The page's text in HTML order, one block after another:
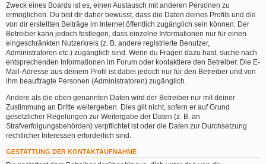
Zweck eines Boards ist es, einen Austausch mit anderen Personen zu
ermöglichen. Du bist dir daher bewusst, dass die Daten deines Profils und die
von dir erstellten Beiträge im Internet öffentlich zugänglich sein können. Der
Betreiber kann jedoch festlegen, dass einzelne Informationen nur für einen
eingeschränkten Nutzerkreis (z. B. andere registrierte Benutzer,
Administratoren etc.) zugänglich sind. Wenn du Fragen dazu hast, suche nach
entsprechenden Informationen im Forum oder kontaktiere den Betreiber. Die E-
Mail-Adresse aus deinem Profil ist dabei jedoch nur für den Betreiber und von
ihm beauftragte Personen (Administratoren) zugänglich.
Andere als die oben genannten Daten wird der Betreiber nur mit deiner
Zustimmung an Dritte weitergeben. Dies gilt nicht, sofern er auf Grund
gesetzlicher Regelungen zur Weitergabe der Daten (z. B. an
Strafverfolgungsbehörden) verpflichtet ist oder die Daten zur Durchsetzung
rechtlicher Interessen erforderlich sind.
GESTATTUNG DER KONTAKTAUFNAHME